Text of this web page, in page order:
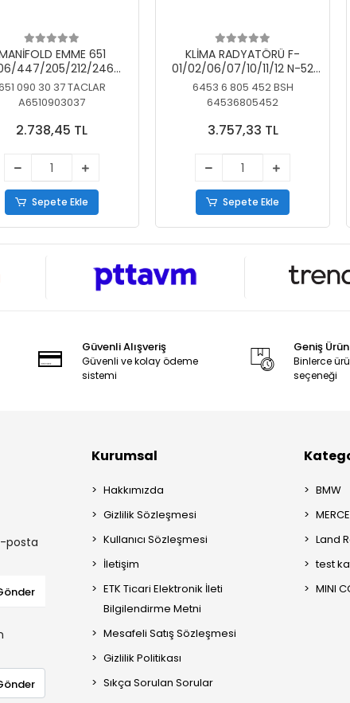
EMME 651
447/205/212/246
KELEBEKSİZ
090 30 37 TACLAR
A6510903037
2.738,45 TL
Sepete Ekle
KLİMA RADYATÖRÜ F-
01/02/06/07/10/11/12 N-52
N/N-53/57/63
6453 6 805 452 BSH
64536805452
3.757,33 TL
Sepete Ekle
Güvenli Alışveriş
Güvenli ve kolay ödeme
sistemi
Geniş
Binlerce
seçeneği
posta
Kurumsal
Hakkımızda
Gizlilik Sözleşmesi
Kullanıcı Sözleşmesi
İletişim
ETK Ticari Elektronik İleti
Bilgilendirme Metni
Mesafeli Satış Sözleşmesi
Gizlilik Politikası
Sıkça Sorulan Sorular
BMW
Land
test
MINI